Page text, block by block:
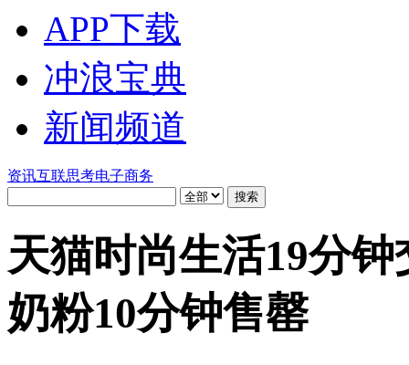
APP下载
冲浪宝典
新闻频道
资讯互联思考电子商务
天猫时尚生活19分钟
奶粉10分钟售罄